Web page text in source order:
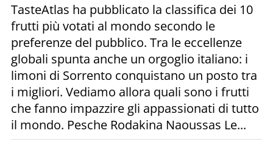
TasteAtlas ha pubblicato la classifica dei 10
frutti più votati al mondo secondo le
preferenze del pubblico. Tra le eccellenze
globali spunta anche un orgoglio italiano: i
limoni di Sorrento conquistano un posto tra
i migliori. Vediamo allora quali sono i frutti
che fanno impazzire gli appassionati di tutto
il mondo. Pesche Rodakina Naoussas Le...